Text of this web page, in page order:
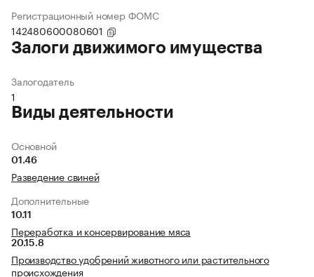
Регистрационный номер ФОМС
142480600080601
Залоги движимого имущества
Залогодатель
1
Виды деятельности
Основной
01.46
Разведение свиней
Дополнительные
10.11
Переработка и консервирование мяса
20.15.8
Производство удобрений животного или растительного
происхождения